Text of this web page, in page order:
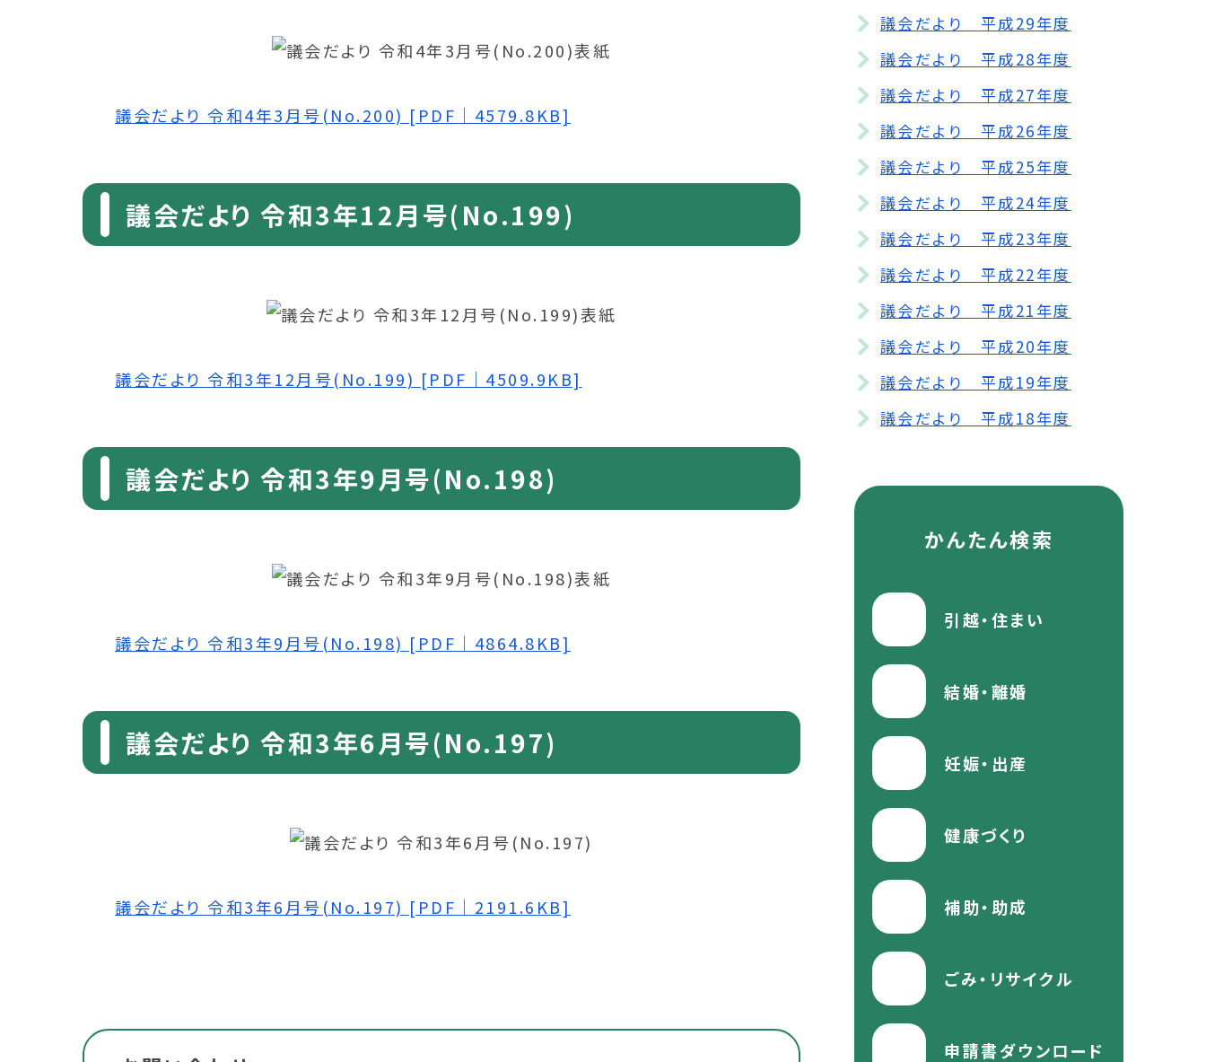
議会だより 令和4年3月号(No.200) [PDF｜4579.8KB]
議会だより 令和3年12月号(No.199)
議会だより 令和3年12月号(No.199) [PDF｜4509.9KB]
議会だより 令和3年9月号(No.198)
議会だより 令和3年9月号(No.198) [PDF｜4864.8KB]
議会だより 令和3年6月号(No.197)
議会だより 令和3年6月号(No.197) [PDF｜2191.6KB]
議会だより 平成29年度
議会だより 平成28年度
議会だより 平成27年度
議会だより 平成26年度
議会だより 平成25年度
議会だより 平成24年度
議会だより 平成23年度
議会だより 平成22年度
議会だより 平成21年度
議会だより 平成20年度
議会だより 平成19年度
議会だより 平成18年度
かんたん検索
引越・住まい
結婚・離婚
妊娠・出産
健康づくり
補助・助成
ごみ・リサイクル
申請書ダウンロード